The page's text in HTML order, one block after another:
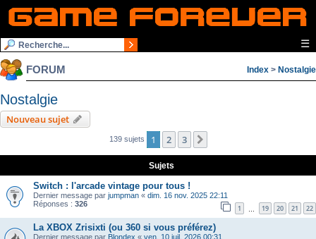
☰
FORUM Index > Nostalgie
Nostalgie
Nouveau sujet
139 sujets 1 2 3
Sujets
Switch : l'arcade vintage pour tous !
Dernier message par jumpman « dim. 16 nov. 2025 22:11
Réponses : 326 1 19 20 21 22
La XBOX Zrisixti (ou 360 si vous préférez)
Dernier message par Blondex « ven. 10 juil. 2026 00:31